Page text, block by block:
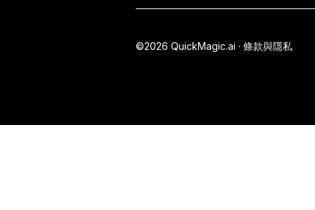
©2026 QuickMagic.ai · 條款與隱私